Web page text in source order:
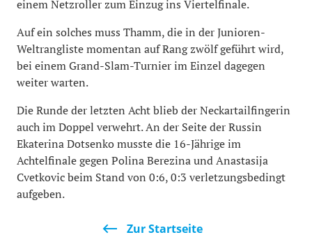
einem Netzroller zum Einzug ins Viertelfinale.
Auf ein solches muss Thamm, die in der Junioren-
Weltrangliste momentan auf Rang zwölf geführt wird,
bei einem Grand-Slam-Turnier im Einzel dagegen
weiter warten.
Die Runde der letzten Acht blieb der Neckartailfingerin
auch im Doppel verwehrt. An der Seite der Russin
Ekaterina Dotsenko musste die 16-Jährige im
Achtelfinale gegen Polina Berezina und Anastasija
Cvetkovic beim Stand von 0:6, 0:3 verletzungsbedingt
aufgeben.
Zur Startseite